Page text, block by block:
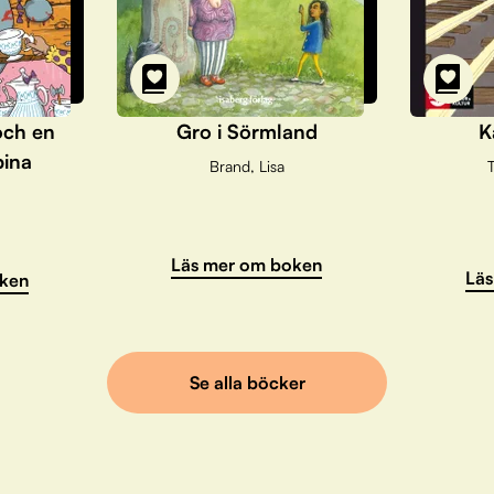
en
Gro i Sörmland
Brand, Lisa
Läs mer om boken
Se alla böcker